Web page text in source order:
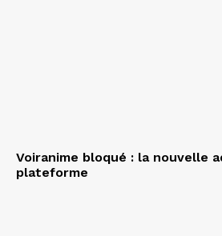
Voiranime bloqué : la nouvelle
plateforme